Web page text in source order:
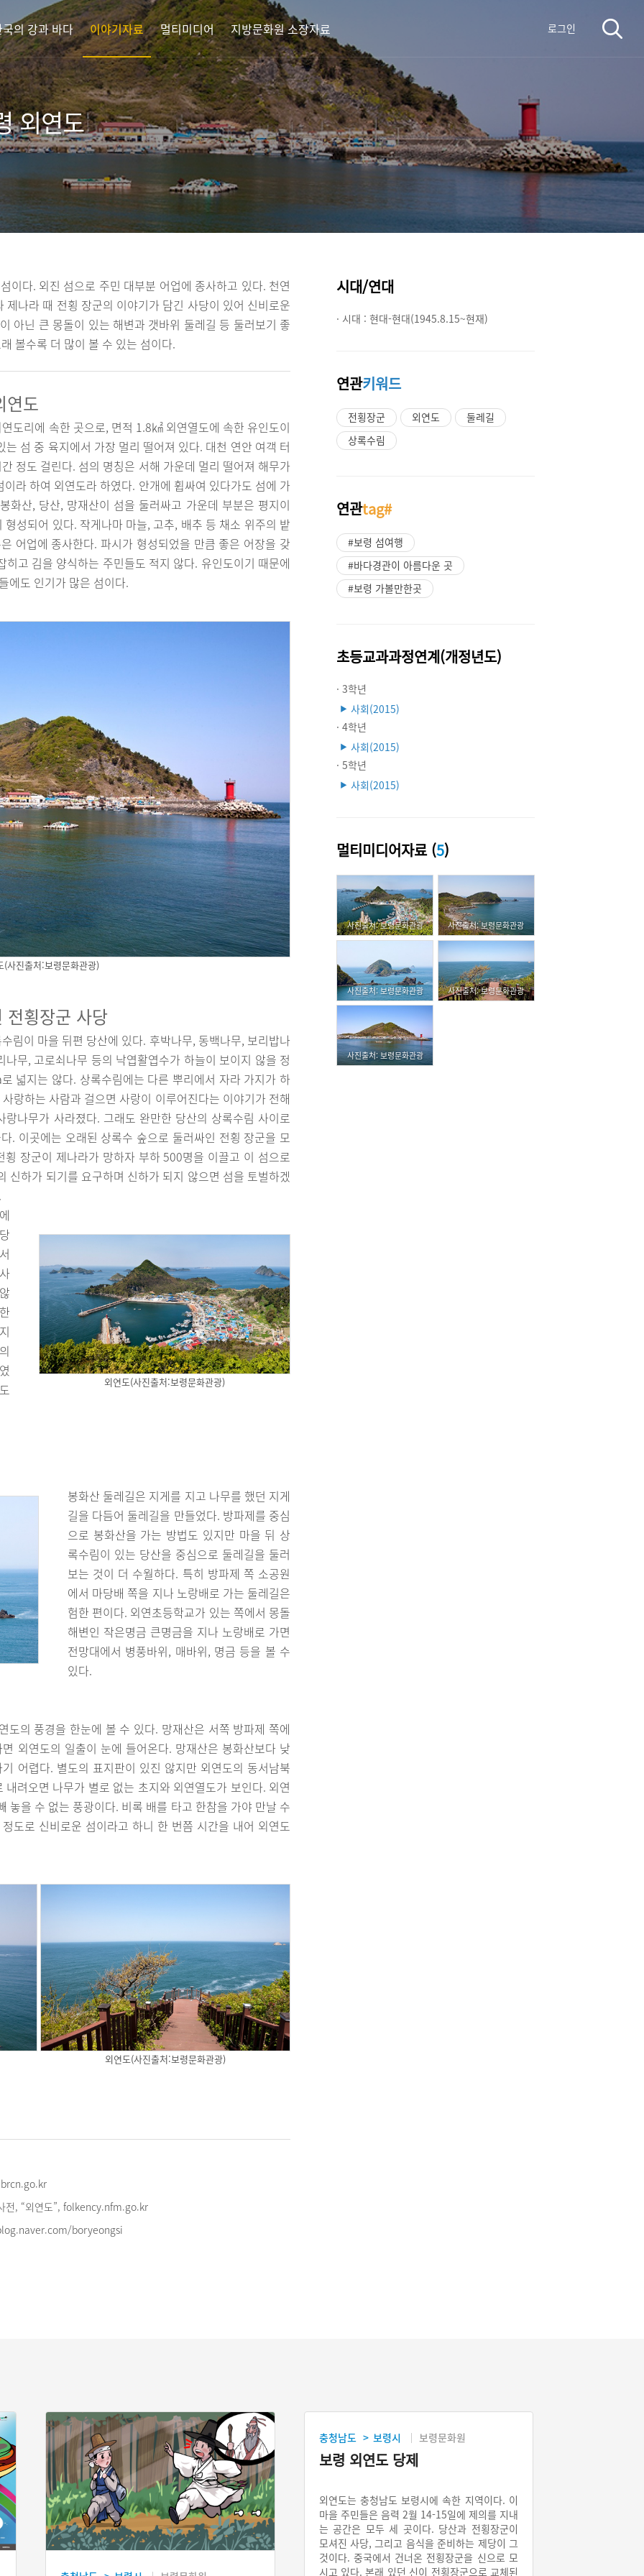
의 강과 바다 이야기자료 멀티미디어 지방문화원 소장자료 로그인
외연도
이다. 외진 섬으로 주민 대부분 어업에 종사하고 있다. 천연
나라 때 전횡 장군의 이야기가 담긴 사당이 있어 신비로운
아닌 큰 몽돌이 있는 해변과 갯바위 둘레길 등 둘러보기 좋
볼수록 더 많이 볼 수 있는 섬이다.
연도
도리에 속한 곳으로, 면적 1.8㎢ 외연열도에 속한 유인도이
섬 중 육지에서 가장 멀리 떨어져 있다. 대천 연안 여객 터
정도 걸린다. 섬의 명칭은 서해 가운데 멀리 떨어져 해무가
라 하여 외연도라 하였다. 안개에 휩싸여 있다가도 섬에 가
화산, 당산, 망재산이 섬을 둘러싸고 가운데 부분은 평지이
성되어 있다. 작게나마 마늘, 고추, 배추 등 채소 위주의 밭
어업에 종사한다. 파시가 형성되었을 만큼 좋은 어장을 갖
고 김을 양식하는 주민들도 적지 않다. 유인도이기 때문에
에도 인기가 많은 섬이다.
(사진출처:보령문화관광)
전횡장군 사당
림이 마을 뒤편 당산에 있다. 후박나무, 동백나무, 보리밥나
무, 고로쇠나무 등의 낙엽활엽수가 하늘이 보이지 않을 정
넓지는 않다. 상록수림에는 다른 뿌리에서 자라 가지가 하
랑하는 사람과 걸으면 사랑이 이루어진다는 이야기가 전해
나무가 사라졌다. 그래도 완만한 당산의 상록수림 사이로
. 이곳에는 오래된 상록수 숲으로 둘러싸인 전횡 장군을 모
장군이 제나라가 망하자 부하 500명을 이끌고 이 섬으로
신하가 되기를 요구하며 신하가 되지 않으면 섬을 토벌하겠
외연도(사진출처:보령문화관광)
봉화산 둘레길은 지게를 지고 나무를 했던 지게
길을 다듬어 둘레길을 만들었다. 방파제를 중심
으로 봉화산을 가는 방법도 있지만 마을 뒤 상
록수림이 있는 당산을 중심으로 둘레길을 둘러
보는 것이 더 수월하다. 특히 방파제 쪽 소공원
에서 마당배 쪽을 지나 노랑배로 가는 둘레길은
험한 편이다. 외연초등학교가 있는 쪽에서 몽돌
해변인 작은명금 큰명금을 지나 노랑배로 가면
전망대에서 병풍바위, 매바위, 명금 등을 볼 수
있다.
도의 풍경을 한눈에 볼 수 있다. 망재산은 서쪽 방파제 쪽에
외연도의 일출이 눈에 들어온다. 망재산은 봉화산보다 낮
어렵다. 별도의 표지판이 있진 않지만 외연도의 동서남북
려오면 나무가 별로 없는 초지와 외연열도가 보인다. 외연
놓을 수 없는 풍광이다. 비록 배를 타고 한참을 가야 만날 수
도로 신비로운 섬이라고 하니 한 번쯤 시간을 내어 외연도
외연도(사진출처:보령문화관광)
전, “외연도”, folkency.nfm.go.kr
boryeongsi
시대/연대
· 시대 : 현대-현대(1945.8.15~현재)
연관키워드
전횡장군 외연도
둘레길
상록수림
연관tag#
#보령 섬여행
#바다경관이 아름다운 곳
#보령 가볼만한곳
초등교과과정연계(개정년도)
· 3학년
▶ 사회(2015)
· 4학년
▶ 사회(2015)
· 5학년
▶ 사회(2015)
멀티미디어자료 (5)
사진출처: 보령문화관광 사진출처: 보령문화관광
사진출처: 보령문화관광 사진출처: 보령문화관광
사진출처: 보령문화관광
충청남도 > 보령시 보령문화원
보령 외연도 당제
외연도는 충청남도 보령시에 속한 지역이다. 이
마을 주민들은 음력 2월 14-15일에 제의를 지내
는 공간은 모두 세 곳이다. 당산과 전횡장군이
모셔진 사당, 그리고 음식을 준비하는 제당이 그
것이다. 중국에서 건너온 전횡장군을 신으로 모
시고 있다. 본래 있던 신이 전횡장군으로 교체된